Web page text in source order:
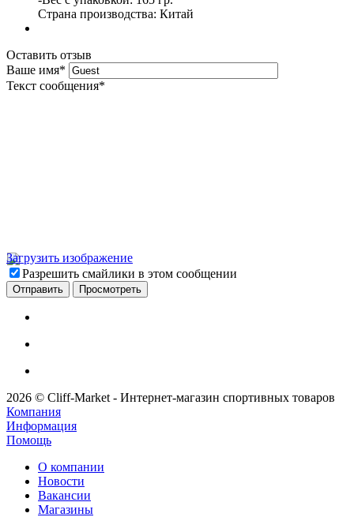
Страна производства: Китай
Оставить отзыв
Ваше имя*
Текст сообщения*
Загрузить изображение
Разрешить смайлики в этом сообщении
2026 © Cliff-Market - Интернет-магазин спортивных товаров
Компания
Информация
Помощь
О компании
Новости
Вакансии
Магазины